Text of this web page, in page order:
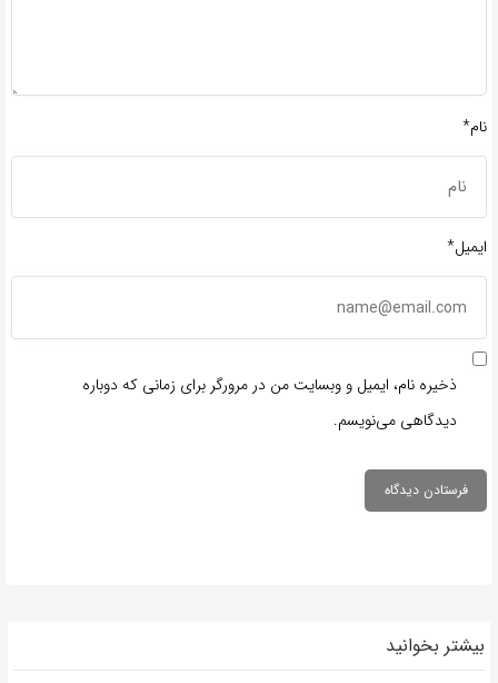
نام*
ایمیل*
ذخیره نام، ایمیل و وبسایت من در مرورگر برای زمانی که دوباره
دیدگاهی می‌نویسم.
بیشتر بخوانید